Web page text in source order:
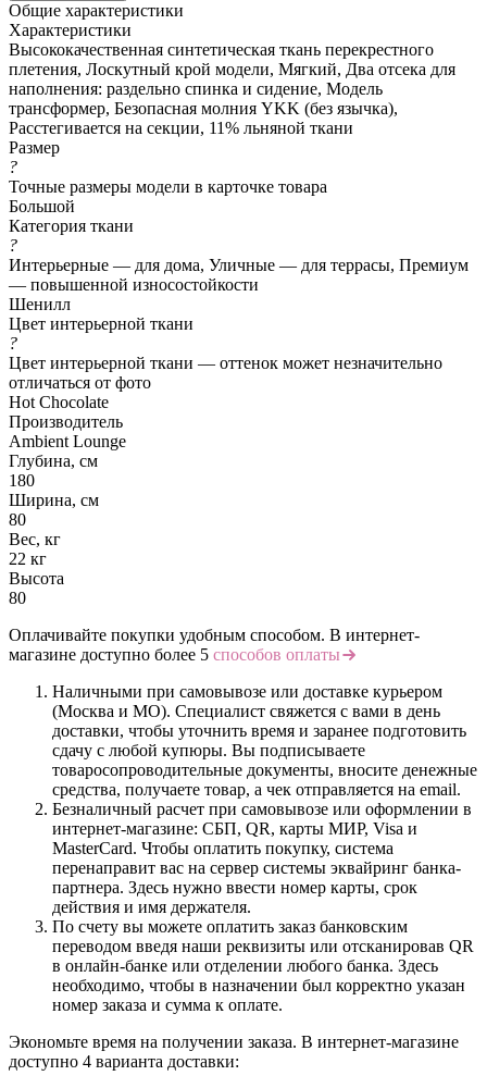
Общие характеристики
Характеристики
Высококачественная синтетическая ткань перекрестного
плетения, Лоскутный крой модели, Мягкий, Два отсека для
наполнения: раздельно спинка и сидение, Модель
трансформер, Безопасная молния YKK (без язычка),
Расстегивается на секции, 11% льняной ткани
Размер
?
Точные размеры модели в карточке товара
Большой
Категория ткани
?
Интерьерные — для дома, Уличные — для террасы, Премиум
— повышенной износостойкости
Шенилл
Цвет интерьерной ткани
?
Цвет интерьерной ткани — оттенок может незначительно
отличаться от фото
Hot Chocolate
Производитель
Ambient Lounge
Глубина, см
180
Ширина, см
80
Вес, кг
22 кг
Высота
80
Оплачивайте покупки удобным способом. В интернет-
магазине доступно более 5 способов оплаты
Наличными при самовывозе или доставке курьером
(Москва и МО). Специалист свяжется с вами в день
доставки, чтобы уточнить время и заранее подготовить
сдачу с любой купюры. Вы подписываете
товаросопроводительные документы, вносите денежные
средства, получаете товар, а чек отправляется на email.
Безналичный расчет при самовывозе или оформлении в
интернет-магазине: СБП, QR, карты МИР, Visa и
MasterCard. Чтобы оплатить покупку, система
перенаправит вас на сервер системы эквайринг банка-
партнера. Здесь нужно ввести номер карты, срок
действия и имя держателя.
По счету вы можете оплатить заказ банковским
переводом введя наши реквизиты или отсканировав QR
в онлайн-банке или отделении любого банка. Здесь
необходимо, чтобы в назначении был корректно указан
номер заказа и сумма к оплате.
Экономьте время на получении заказа. В интернет-магазине
доступно 4 варианта доставки: